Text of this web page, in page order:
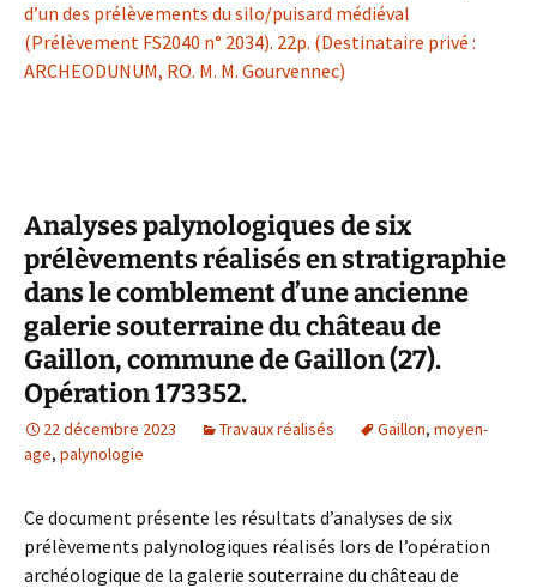
d’un des prélèvements du silo/puisard médiéval
(Prélèvement FS2040 n° 2034). 22p. (Destinataire privé :
ARCHEODUNUM, RO. M. M. Gourvennec)
Analyses palynologiques de six
prélèvements réalisés en stratigraphie
dans le comblement d’une ancienne
galerie souterraine du château de
Gaillon, commune de Gaillon (27).
Opération 173352.
22 décembre 2023 Travaux réalisés Gaillon, moyen-
age, palynologie
Ce document présente les résultats d’analyses de six
prélèvements palynologiques réalisés lors de l’opération
archéologique de la galerie souterraine du château de